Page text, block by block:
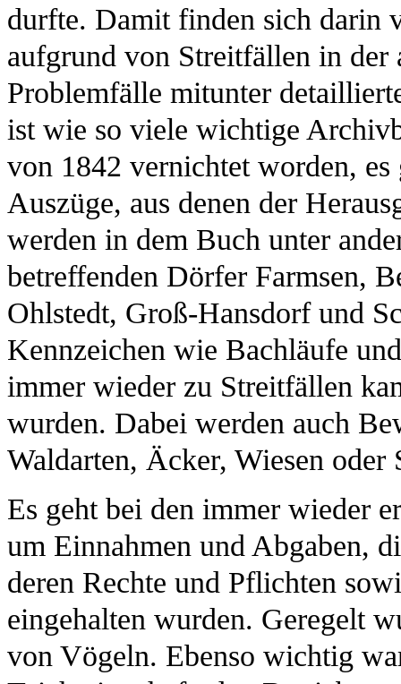
durfte. Damit finden sich darin
aufgrund von Streitfällen in der
Problemfälle mitunter
ist wie so viele wichtige
von 1842 vernichtet worden,
Auszüge, aus denen der
werden in dem Buch unter
betreffenden Dörfer Farmsen,
Ohlstedt, Groß-Hansdorf und
Kennzeichen wie Bachläufe
immer wieder zu Streitfällen
wurden. Dabei werden auch
Waldarten, Äcker, Wiesen oder
Es geht bei den immer wieder
um Einnahmen und Abgaben,
deren Rechte und Pflichten
eingehalten wurden. Geregelt
von Vögeln. Ebenso wichtig